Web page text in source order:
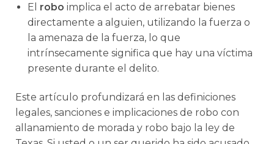
El robo implica el acto de arrebatar bienes
directamente a alguien, utilizando la fuerza o
la amenaza de la fuerza, lo que
intrínsecamente significa que hay una víctima
presente durante el delito.
Este artículo profundizará en las definiciones
legales, sanciones e implicaciones de robo con
allanamiento de morada y robo bajo la ley de